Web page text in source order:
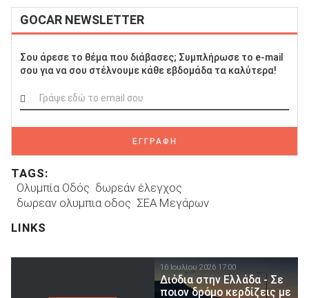
GOCAR NEWSLETTER
Σου άρεσε το θέμα που διάβασες; Συμπλήρωσε το e-mail
σου για να σου στέλνουμε κάθε εβδομάδα τα καλύτερα!
ΕΓΓΡΑΦΗ
TAGS:
Ολυμπία Οδός δωρεάν έλεγχος
δωρεαν ολυμπια οδος ΣΕΑ Μεγάρων
LINKS
16 Ιουλίου 2026 17:00
Διόδια στην Ελλάδα - Σε
ποιον δρόμο κερδίζεις με